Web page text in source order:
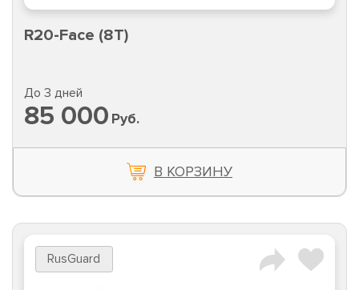
R20-Face (8T)
До 3 дней
85 000 Руб.
В КОРЗИНУ
RusGuard